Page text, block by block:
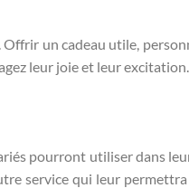
un cadeau utile,
leur joie et leur excitation.
pourront utiliser dans
service qui leur